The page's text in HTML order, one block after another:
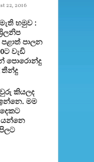
22, 2016
හමුව :
පාලන
වැඩි
පොරොන්දු
තීන්දු
කියලද
මම
යන්නෙ